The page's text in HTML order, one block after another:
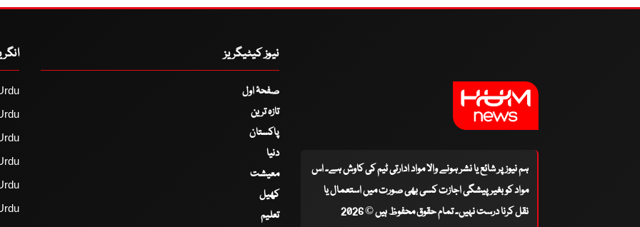
ہم نیوز پر شائع یا نشر ہونے والا مواد ادارتی ٹیم کی کاوش ہے۔ اس
مواد کو بغیر پیشگی اجازت کسی بھی صورت میں استعمال یا
نقل کرنا درست نہیں۔ تمام حقوق محفوظ ہیں © 2026
نیوز کیٹیگریز
صفحۂ اول
تازہ ترین
پاکستان
دنیا
معیشت
کھیل
تعلیم